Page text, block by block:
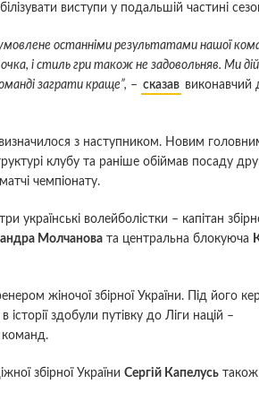
виступи у подальшій частині
останніми результатами нашої
і стиль гри також не задовольняв. Ми
заграти краще”, – сказав виконавчий
визначилося з наступником. Новим
клубу та раніше обіймав посаду
чемпіонату.
волейболістки – капітан
Молчанова та центральна блокуюча
жіночої збірної України. Під його
здобули путівку до Ліги націй –
команд.
збірної України Сергій Капелусь також